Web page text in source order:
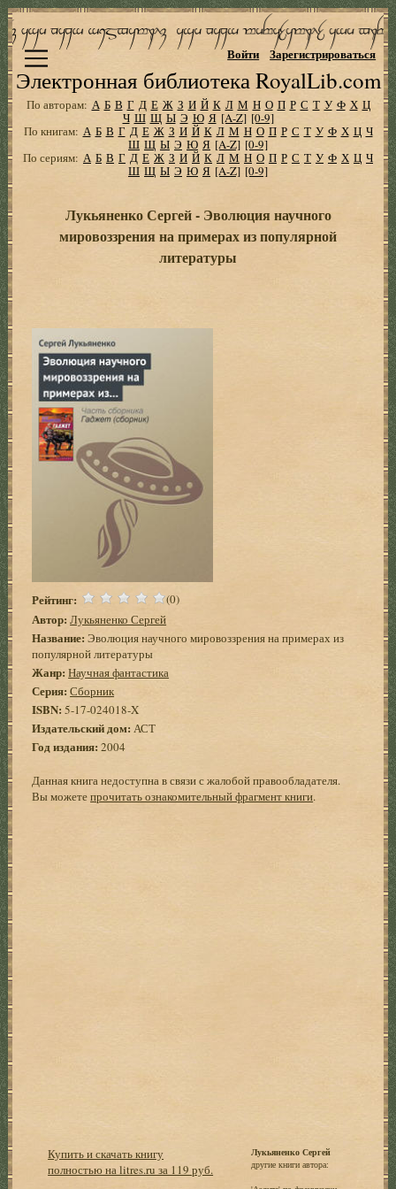
Электронная библиотека RoyalLib.com
Войти Зарегистрироваться
По авторам: А Б В Г Д Е Ж З И Й К Л М Н О П Р С Т У Ф Х Ц
Ч Ш Щ Ы Э Ю Я [A-Z] [0-9]
По книгам: А Б В Г Д Е Ж З И Й К Л М Н О П Р С Т У Ф Х Ц Ч
Ш Щ Ы Э Ю Я [A-Z] [0-9]
По сериям: А Б В Г Д Е Ж З И Й К Л М Н О П Р С Т У Ф Х Ц Ч
Ш Щ Ы Э Ю Я [A-Z] [0-9]
Лукьяненко Сергей - Эволюция научного
мировоззрения на примерах из популярной
литературы
Рейтинг: (0)
Автор: Лукьяненко Сергей
Название: Эволюция научного мировоззрения на примерах из
популярной литературы
Жанр: Научная фантастика
Серия:Сборник
ISBN: 5-17-024018-X
Издательский дом: АСТ
Год издания: 2004
Данная книга недоступна в связи с жалобой правообладателя.
Вы можетепрочитать ознакомительный фрагмент книги.
Купить и скачать книгу
полностью на litres.ru за 119 руб.
Лукьяненко Сергей
другие книги автора: